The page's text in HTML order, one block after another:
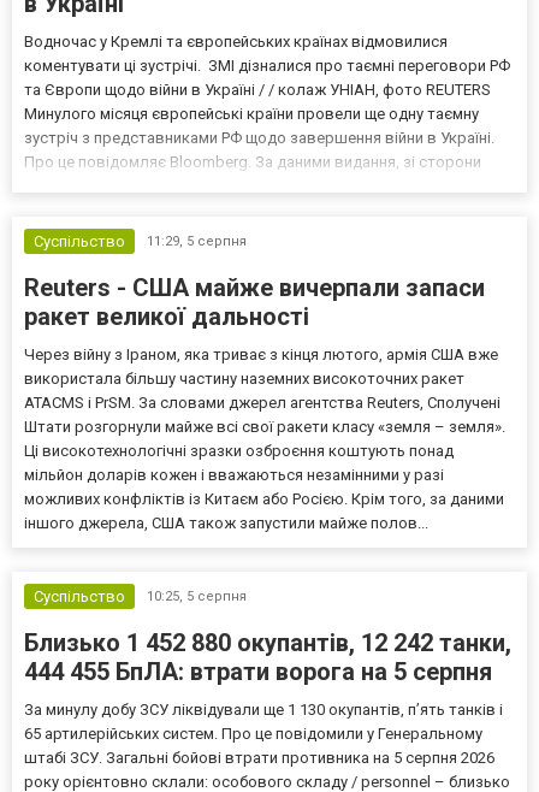
Водночас у Кремлі та європейських країнах відмовилися
коментувати ці зустрічі. ЗМІ дізналися про таємні переговори РФ
та Європи щодо війни в Україні / / колаж УНІАН, фото REUTERS
Минулого місяця європейські країни провели ще одну таємну
зустріч з представниками РФ щодо завершення війни в Україні.
Про це повідомляє Bloomberg. За даними видання, зі сторони
Суспільство
11:29, 5 серпня
Reuters - США майже вичерпали запаси
ракет великої дальності
Через війну з Іраном, яка триває з кінця лютого, армія США вже
використала більшу частину наземних високоточних ракет
ATACMS і PrSM. За словами джерел агентства Reuters, Сполучені
Штати розгорнули майже всі свої ракети класу «земля – земля».
Ці високотехнологічні зразки озброєння коштують понад
мільйон доларів кожен і вважаються незамінними у разі
можливих конфліктів із Китаєм або Росією. Крім того, за даними
іншого джерела, США також запустили майже полов...
Суспільство 10:25, 5 серпня
Близько 1 452 880 окупантів, 12 242 танки,
444 455 БпЛА: втрати ворога на 5 серпня
За минулу добу ЗСУ ліквідували ще 1 130 окупантів, пʼять танків і
65 артилерійських систем. Про це повідомили у Генеральному
штабі ЗСУ. Загальні бойові втрати противника на 5 серпня 2026
року орієнтовно склали: особового складу / personnel – близько